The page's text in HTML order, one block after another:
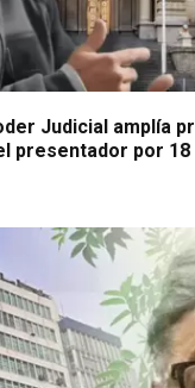
Judicial amplía
presentador por 18